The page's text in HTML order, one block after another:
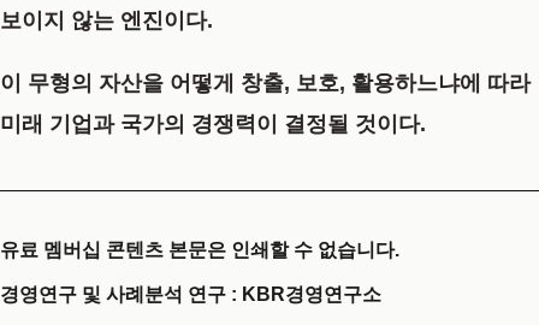
보이지 않는 엔진이다.
이 무형의 자산을 어떻게 창출, 보호, 활용하느냐에 따라
미래 기업과 국가의 경쟁력이 결정될 것이다.
유료 멤버십 콘텐츠 본문은 인쇄할 수 없습니다.
경영연구 및 사례분석 연구 : KBR경영연구소